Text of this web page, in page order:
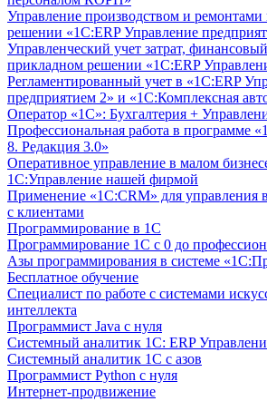
Управление производством и
решении «1С:ERP Управление
Управленческий учет затрат, финансовый
прикладном решении «1С:ERP
Регламентированный учет в «1С:ERP
предприятием 2» и «1С:Комплексная
Оператор «1С»: Бухгалтерия +
Профессиональная работа в программе
8. Редакция 3.0»
Оперативное управление в малом
1С:Управление нашей фирмой
Применение «1С:CRM» для управления
с клиентами
Программирование в 1С
Программирование 1С с 0 до
Азы программирования в системе
Бесплатное обучение
Специалист по работе с системами
интеллекта
Программист Java с нуля
Системный аналитик 1С: ERP
Системный аналитик 1С с азов
Программист Python с нуля
Интернет-продвижение